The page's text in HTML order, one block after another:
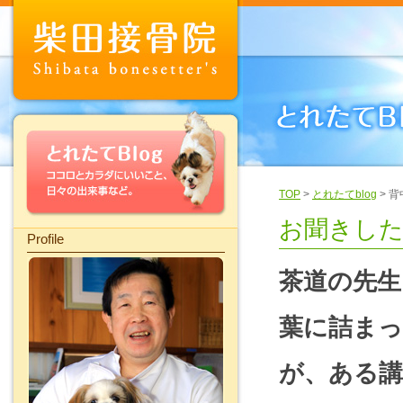
Profile
TOP > とれたてblog > 背
お聞きし
茶道の先
葉に詰ま
が、ある